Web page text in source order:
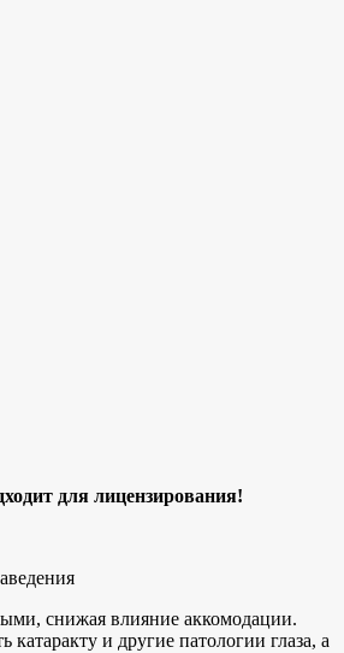
для лицензирования!
снижая влияние аккомодации.
и другие патологии глаза, а